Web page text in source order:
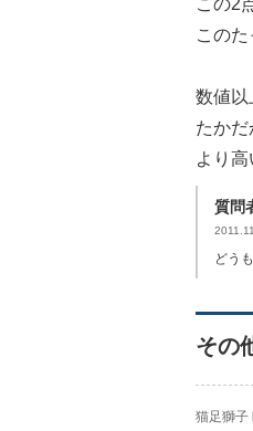
この2
この
数値以
たかだ
より
質問
どう
その
猫足獅